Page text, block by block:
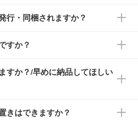
お願いしておりますが、自
め翌月末払いに対応可能で
念品で対策委員会や個人様
であれば、同様の条件でご
行・同梱されますか？
依頼をいただいた場合の
タをメール添付でお送りし
『ご注文に関する備考欄』
すか？
個程度)
画像の校了から約2週間～2
すか？/早めに納品してほしい
場合は、お問い合わせ・お
きはできますか？